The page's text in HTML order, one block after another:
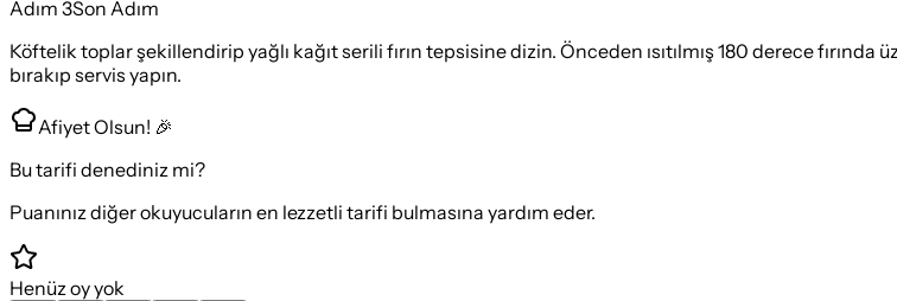
Adım 3Son Adım
Köftelik toplar şekillendirip yağlı kağıt serili fırın tepsisine dizin. Önceden ısıtılmış 180 derece
bırakıp servis yapın.
Afiyet Olsun! 🎉
Bu tarifi denediniz mi?
Puanınız diğer okuyucuların en lezzetli tarifi bulmasına yardım eder.
Henüz oy yok